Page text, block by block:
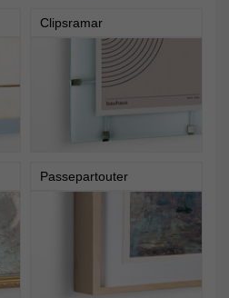
Clipsramar
Passepartouter